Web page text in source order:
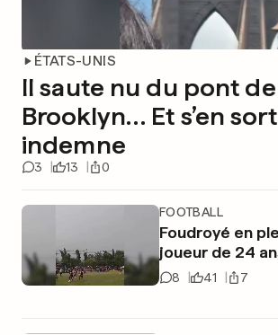
ÉTATS-UNIS
Il saute nu du pont de
Brooklyn… Et s’en sort
indemne
3 13 0
FOOTBALL
Foudroyé en
joueur de 24
8 41 7